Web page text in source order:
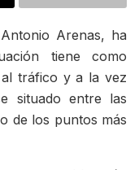
Arenas, ha
tiene como
tráfico y a la vez
situado entre las
de los puntos más